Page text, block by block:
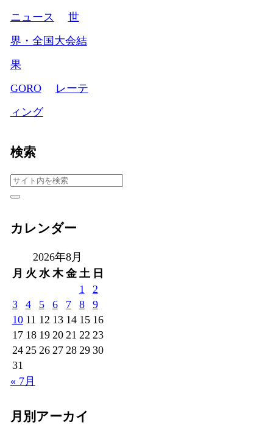
ニュース
世
界・全国大会結
果
GORO
レーテ
ィング
検索
カレンダー
2026年8月
月 火 水 木 金 土 日
1
2
3
4 5 6 7 8
9
10 11 12 13 14 15 16
17 18 19 20 21 22 23
24 25 26 27 28 29 30
31
« 7月
月別アーカイ